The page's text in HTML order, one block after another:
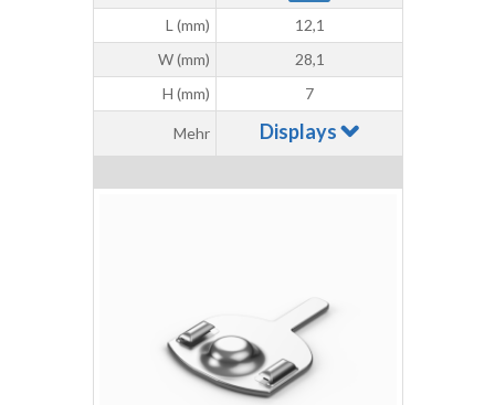
L (mm)
12,1
W (mm)
28,1
H (mm)
7
Mehr Displays